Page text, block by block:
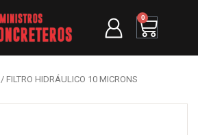
0
/ FILTRO HIDRÁULICO 10 MICRONS